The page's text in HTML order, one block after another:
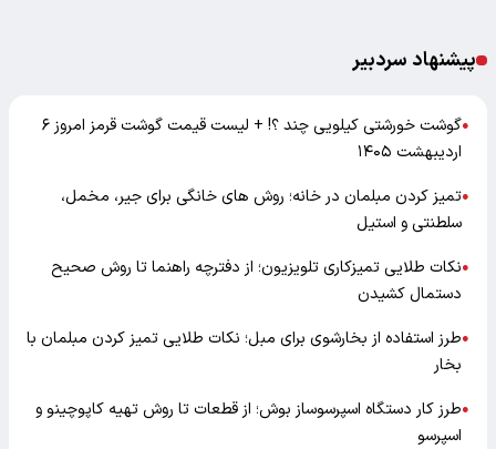
پیشنهاد سردبیر
●
گوشت خورشتی کیلویی چند ؟! + لیست قیمت گوشت قرمز امروز ۶
اردیبهشت ۱۴۰۵
●تمیز کردن مبلمان در خانه؛ روش های خانگی برای جیر، مخمل،
سلطنتی و استیل
●نکات طلایی تمیزکاری تلویزیون؛ از دفترچه راهنما تا روش صحیح
دستمال کشیدن
●طرز استفاده از بخارشوی برای مبل؛ نکات طلایی تمیز کردن مبلمان با
بخار
●طرز کار دستگاه اسپرسوساز بوش؛ از قطعات تا روش تهیه کاپوچینو و
اسپرسو